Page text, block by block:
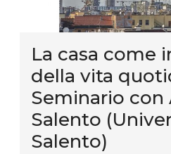
La casa come
della vita
Seminario con
Salento
Salento)